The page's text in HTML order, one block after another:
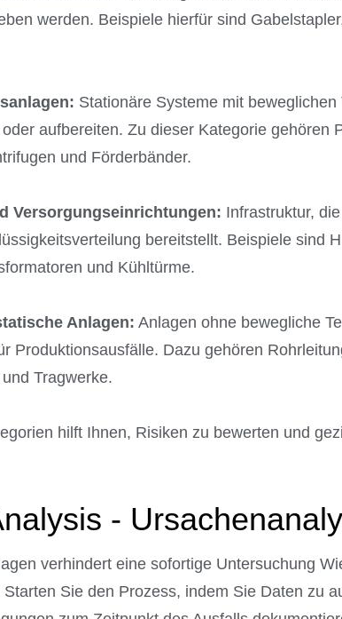
werden. Beispiele hierfür sind
Stationäre Systeme mit
aufbereiten. Zu dieser Kategorie gehören
und Förderbänder.
Versorgungseinrichtungen: Infrastruktur,
bereitstellt. Beispiele sind
und Kühltürme.
Anlagen: Anlagen ohne bewegliche
Produktionsausfälle. Dazu gehören
Tragwerke.
hilft Ihnen, Risiken zu bewerten und
-
verhindert eine sofortige Untersuchung
Sie den Prozess, indem Sie Daten zu